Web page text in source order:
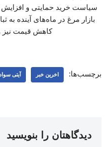
سیاست خرید حمایتی و
بازار مرغ در ماه‌های آینده به
کاهش قیمت نیز وجود
برچسب‌ها: اخرین خبر آیتی
دیدگاهتان را بنویسید